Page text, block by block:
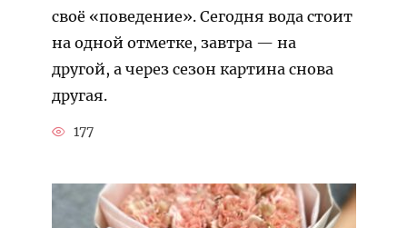
своё «поведение». Сегодня вода стоит
на одной отметке, завтра — на
другой, а через сезон картина снова
другая.
177